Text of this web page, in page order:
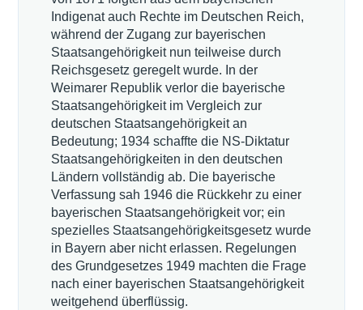
Indigenat auch Rechte im Deutschen Reich,
während der Zugang zur bayerischen
Staatsangehörigkeit nun teilweise durch
Reichsgesetz geregelt wurde. In der
Weimarer Republik verlor die bayerische
Staatsangehörigkeit im Vergleich zur
deutschen Staatsangehörigkeit an
Bedeutung; 1934 schaffte die NS-Diktatur
Staatsangehörigkeiten in den deutschen
Ländern vollständig ab. Die bayerische
Verfassung sah 1946 die Rückkehr zu einer
bayerischen Staatsangehörigkeit vor; ein
spezielles Staatsangehörigkeitsgesetz wurde
in Bayern aber nicht erlassen. Regelungen
des Grundgesetzes 1949 machten die Frage
nach einer bayerischen Staatsangehörigkeit
weitgehend überflüssig.